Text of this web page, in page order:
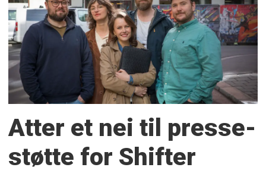
Atter et nei til presse­
støtte for Shifter